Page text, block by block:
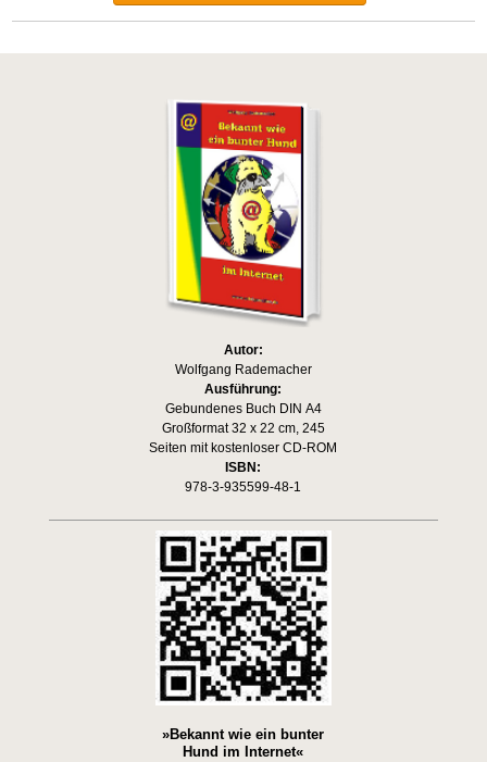
Autor:
Wolfgang Rademacher
Ausführung:
Gebundenes Buch DIN A4
Großformat 32 x 22 cm, 245
Seiten mit kostenloser CD-ROM
ISBN:
978-3-935599-48-1
»Bekannt wie ein bunter
Hund im Internet«